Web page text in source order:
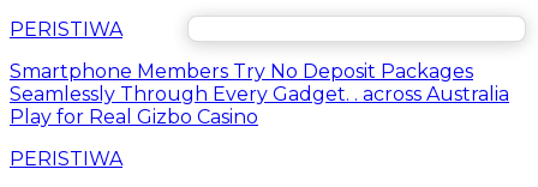
PERISTIWA
Smartphone Members Try No Deposit Packages
Seamlessly Through Every Gadget. . across Australia
Play for Real Gizbo Casino
PERISTIWA